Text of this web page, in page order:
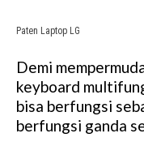
Paten Laptop LG
Demi
keyboard
bisa berfungsi
berfungsi ganda